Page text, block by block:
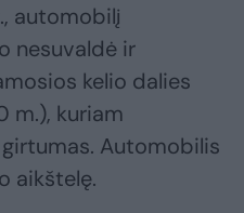
automobilį
nesuvaldė ir
kelio dalies
m.), kuriam
Automobilis
aikštelę.